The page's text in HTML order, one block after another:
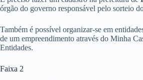
órgão do governo responsável pelo sorteio
Também é possível organizar-se em
de um empreendimento através do Minha
Entidades.
Faixa 2